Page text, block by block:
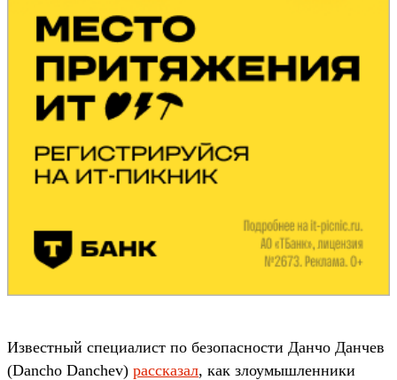
Известный специалист по безопасности Данчо Данчев
(Dancho Danchev) рассказал, как злоумышленники